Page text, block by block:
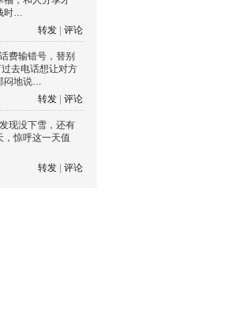
时…
转发
评论
费输错号，替别
去电话想让对方
闷地说…
转发
评论
现没下雪，还有
，惊呼这一天值
转发
评论